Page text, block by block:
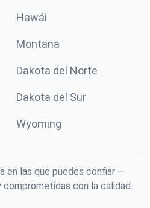
Hawái
Montana
Dakota del Norte
Dakota del Sur
Wyoming
en las que puedes confiar —
con la calidad.